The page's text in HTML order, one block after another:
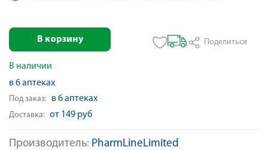
Производитель: PharmLineLimited
В корзину Поделиться
В наличии
в 6 аптеках
Под заказ: в 6 аптеках
Доставка: от 149 руб